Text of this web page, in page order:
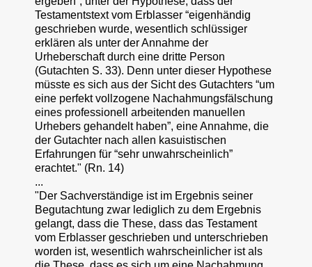
Testamentstext vom Erblasser “eigenhändig
geschrieben wurde, wesentlich schlüssiger
erklären als unter der Annahme der
Urheberschaft durch eine dritte Person
(Gutachten S. 33). Denn unter dieser Hypothese
müsste es sich aus der Sicht des Gutachters “um
eine perfekt vollzogene Nachahmungsfälschung
eines professionell arbeitenden manuellen
Urhebers gehandelt haben”, eine Annahme, die
der Gutachter nach allen kasuistischen
Erfahrungen für “sehr unwahrscheinlich”
erachtet." (Rn. 14)
...
"Der Sachverständige ist im Ergebnis seiner
Begutachtung zwar lediglich zu dem Ergebnis
gelangt, dass die These, dass das Testament
vom Erblasser geschrieben und unterschrieben
worden ist, wesentlich wahrscheinlicher ist als